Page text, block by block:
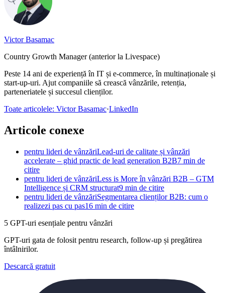
Victor Basamac
Country Growth Manager(anterior la Livespace)
Peste 14 ani de experiență în IT și e-commerce, în multinaționale și
start-up-uri. Ajut companiile să crească vânzările, retenția,
parteneriatele și succesul clienților.
Toate articolele: Victor Basamac·LinkedIn
Articole conexe
pentru lideri de vânzăriLead-uri de calitate și vânzări
accelerate – ghid practic de lead generation B2B7 min de
citire
pentru lideri de vânzăriLess is More în vânzări B2B – GTM
Intelligence și CRM structurat9 min de citire
pentru lideri de vânzăriSegmentarea clienților B2B: cum o
realizezi pas cu pas16 min de citire
5 GPT-uri esențiale pentru vânzări
GPT-uri gata de folosit pentru research, follow-up și pregătirea
întâlnirilor.
Descarcă gratuit